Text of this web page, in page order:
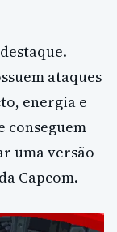
ataques
energia e
conseguem
uma versão
Capcom.